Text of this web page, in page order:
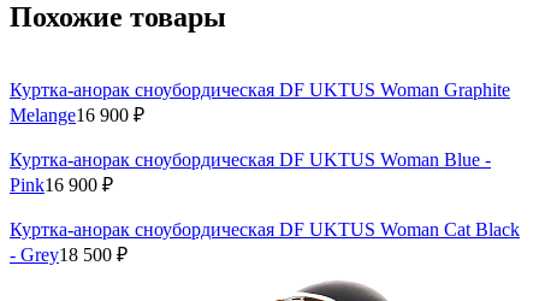
Похожие товары
Куртка-анорак сноубордическая DF UKTUS Woman Graphite
Melange16 900 ₽
Куртка-анорак сноубордическая DF UKTUS Woman Blue -
Pink16 900 ₽
Куртка-анорак сноубордическая DF UKTUS Woman Cat Black
- Grey18 500 ₽